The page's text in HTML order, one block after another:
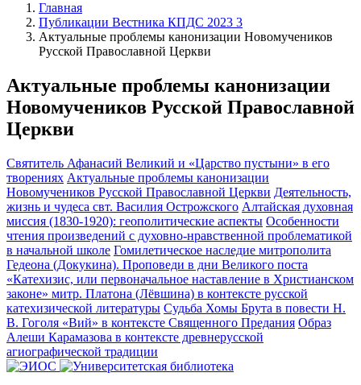
Главная
Публикации Вестника КПДС 2023 3
Актуальные проблемы канонизации Новомучеников
Русской Православной Церкви
Актуальные проблемы канонизации
Новомучеников Русской Православной
Церкви
Святитель Афанасий Великий и «Царство пустыни» в его
творениях Актуальные проблемы канонизации
Новомучеников Русской Православной Церкви Деятельность,
жизнь и чудеса свт. Василия Острожского Алтайская духовная
миссия (1830-1920): геополитические аспекты Особенности
чтения произведений с духовно-нравственной проблематикой
в начальной школе Гомилетическое наследие митрополита
Гедеона (Докукина). Проповеди в дни Великого поста
«Катехизис, или первоначальное наставление в Христианском
законе» митр. Платона (Лёвшина) в контексте русской
катехизической литературы Судьба Хомы Брута в повести Н.
В. Гоголя «Вий» в контексте Священного Предания Образ
Алеши Карамазова в контексте древнерусской
агиографической традиции